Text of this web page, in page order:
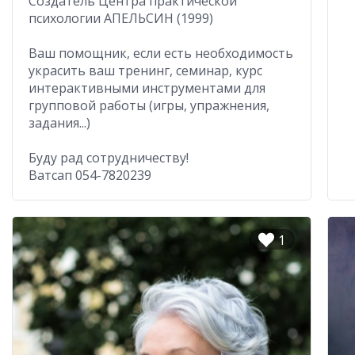
психологии АПЕЛЬСИН (1999)
Ваш помощник, если есть необходимость
украсить ваш тренинг, семинар, курс
интерактивными инструментами для
групповой работы (игры, упражнения,
задания...)
Буду рад сотрудничеству!
Ватсап 054-7820239
1